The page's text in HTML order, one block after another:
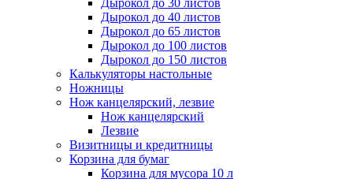
Дырокол до 30 листов
Дырокол до 40 листов
Дырокол до 65 листов
Дырокол до 100 листов
Дырокол до 150 листов
Калькуляторы настольные
Ножницы
Нож канцелярский, лезвие
Нож канцелярский
Лезвие
Визитницы и кредитницы
Корзина для бумаг
Корзина для мусора 10 л